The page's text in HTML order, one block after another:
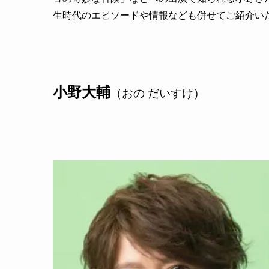
生時代のエピソードや情報なども併せてご紹介い
小野大輔 （おの だいすけ）